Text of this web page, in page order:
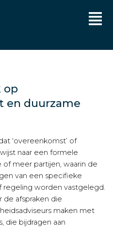
op
en duurzame
‘overeenkomst’ of
naar een formele
meer partijen, waarin de
van een specifieke
regeling worden vastgelegd.
afspraken die
maken met
die bijdragen aan